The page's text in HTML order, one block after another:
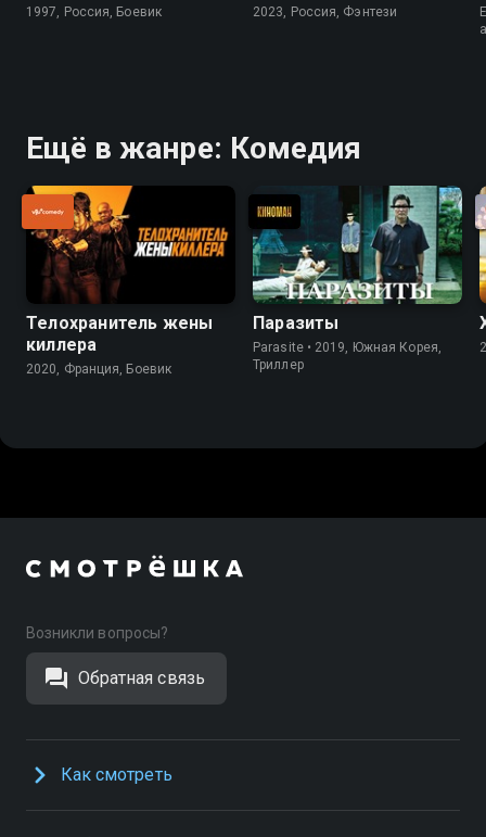
1997, Россия, Боевик 2023, Россия, Фэнтези
Ещё в жанре: Комедия
Телохранитель жены
киллера
2020, Франция, Боевик
Паразиты
Parasite • 2019, Южная Корея,
Триллер
Возникли вопросы?
Обратная связь
Как смотреть